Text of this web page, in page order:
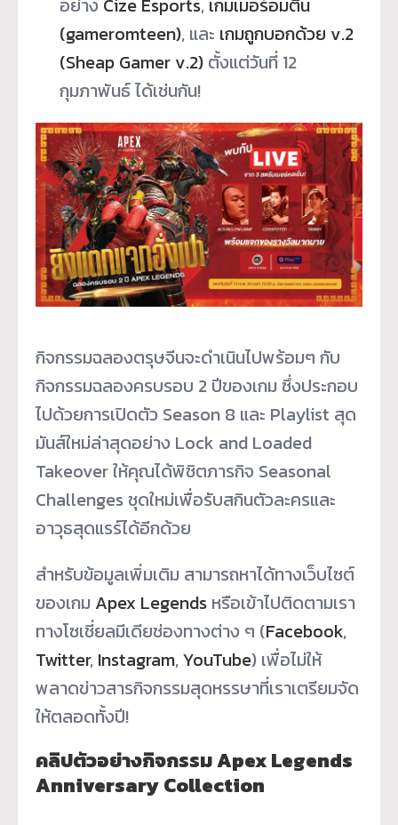
(gameromteen), และ เกมถูกบอกด้วย v.2
(Sheap Gamer v.2)ตั้งแต่วันที่ 12
กุมภาพันธ์ ได้เช่นกัน!
กิจกรรมฉลองตรุษจีนจะดำเนินไปพร้อมๆ กับ
กิจกรรมฉลองครบรอบ 2 ปีของเกม ซึ่งประกอบ
ไปด้วยการเปิดตัว Season 8 และ Playlist สุด
มันส์ใหม่ล่าสุดอย่าง Lock and Loaded
Takeover ให้คุณได้พิชิตภารกิจ Seasonal
Challenges ชุดใหม่เพื่อรับสกินตัวละครและ
อาวุธสุดแรร์ได้อีกด้วย
สำหรับข้อมูลเพิ่มเติม สามารถหาได้ทางเว็บไซต์
ของเกม Apex Legends หรือเข้าไปติดตามเรา
ทางโซเชี่ยลมีเดียช่องทางต่าง ๆ (Facebook,
Twitter, Instagram,YouTube) เพื่อไม่ให้
พลาดข่าวสารกิจกรรมสุดหรรษาที่เราเตรียมจัด
ให้ตลอดทั้งปี!
คลิปตัวอย่างกิจกรรม Apex Legends
Anniversary Collection